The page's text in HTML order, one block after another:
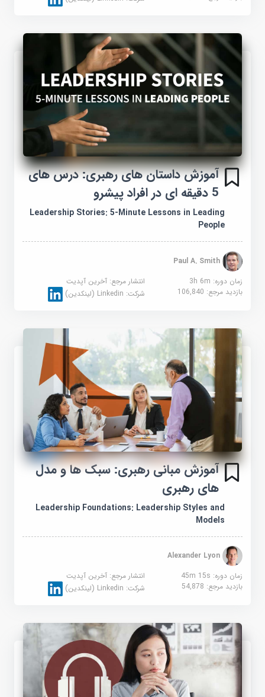
آموزش داستان های رهبری: درس های
5 دقیقه ای در افراد پیشرو
Leadership Stories: 5-Minute Lessons in Leading
People
Paul A. Smith
زمان دوره: 3h 6m
انتشار مرجع:آخرین آپدیت
بازدید مرجع:106,840 شرکت:Linkedin (لینکدین)
آموزش مبانی رهبری: سبک ها و مدل
های رهبری
Leadership Foundations: Leadership Styles and
Models
Alexander Lyon
زمان دوره: 45m 15s
انتشار مرجع:آخرین آپدیت
بازدید مرجع:54,878 شرکت:Linkedin (لینکدین)